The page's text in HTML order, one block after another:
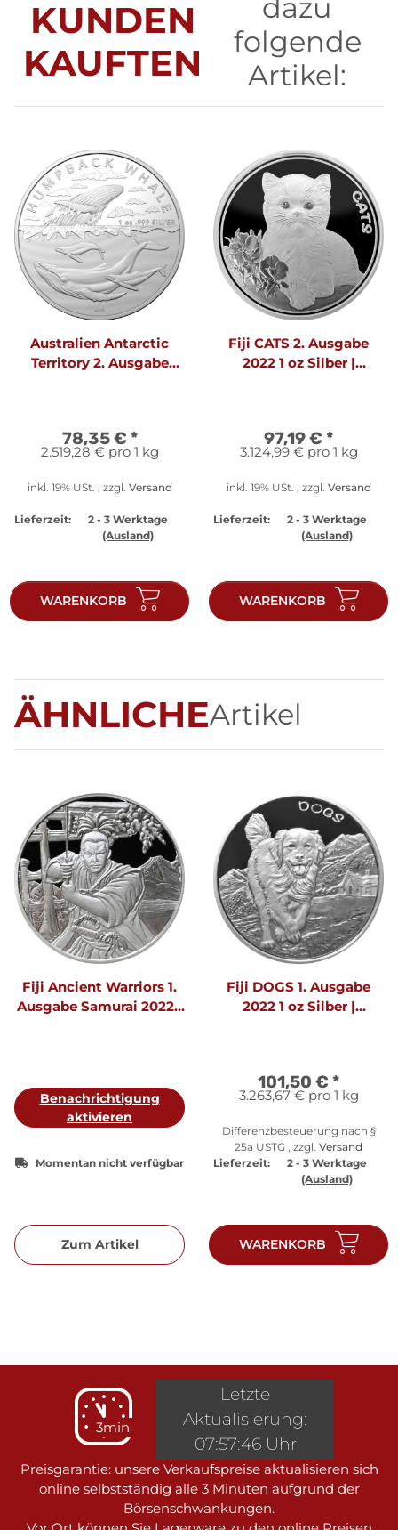
KUNDEN
KAUFTEN
dazu
folgende
Artikel:
Australien Antarctic
Territory 2. Ausgabe
78,35 € *
2.519,28 € pro 1 kg
inkl. 19% USt. , zzgl. Versand
Lieferzeit:
2 - 3 Werktage
(Ausland)
WARENKORB
Fiji CATS 2. Ausgabe
2022 1 oz Silber |
97,19 € *
3.124,99 € pro 1 kg
inkl. 19% USt. , zzgl. Versand
Lieferzeit:
2 - 3 Werktage
(Ausland)
WARENKORB
ÄHNLICHEArtikel
Fiji Ancient Warriors 1.
Ausgabe Samurai 2022 1
Benachrichtigung
aktivieren
Momentan nicht verfügbar
Zum Artikel
Fiji DOGS 1. Ausgabe
2022 1 oz Silber |
101,50 € *
3.263,67 € pro 1 kg
Differenzbesteuerung nach §
25a USTG , zzgl. Versand
Lieferzeit:
2 - 3 Werktage
(Ausland)
WARENKORB
3min
Preisgarantie: unsere Verkaufspreise aktualisieren sich
online selbstständig alle 3 Minuten aufgrund der
Börsenschwankungen.
Letzte
Aktualisierung:
07:57:46 Uhr